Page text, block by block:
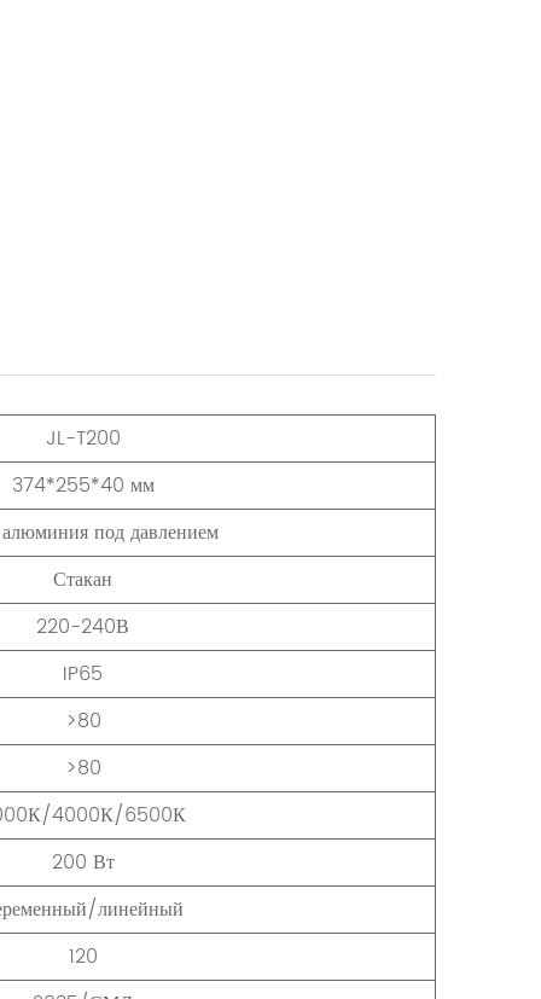
JL-T200
374*255*40 мм
под давлением
Стакан
220-240В
IP65
>80
>80
4000К/6500К
200 Вт
линейный
120